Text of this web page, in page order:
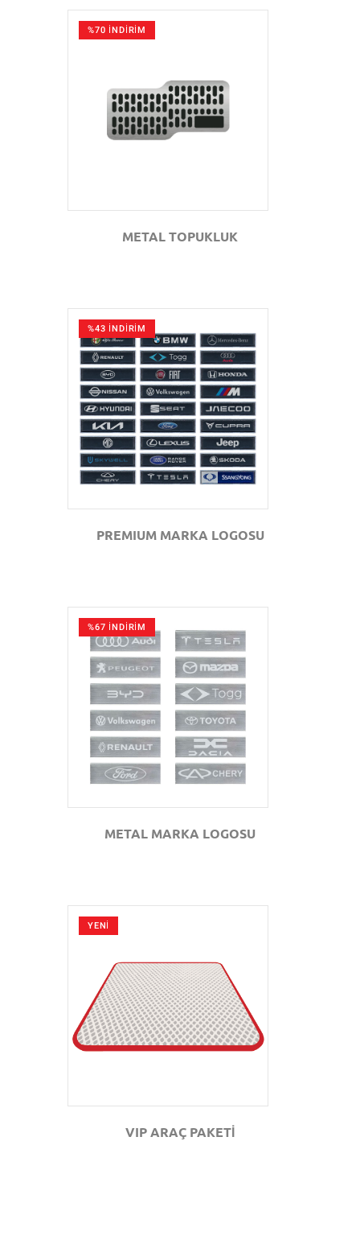
%70 İNDİRİM
GÖZAT
METAL TOPUKLUK
%43 İNDİRİM
GÖZAT
PREMIUM MARKA LOGOSU
%67 İNDİRİM
GÖZAT
METAL MARKA LOGOSU
YENİ
GÖZAT
VIP ARAÇ PAKETİ